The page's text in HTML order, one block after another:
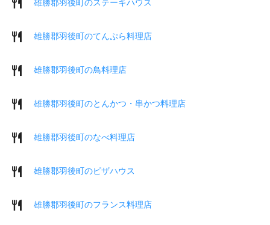
雄勝郡羽後町のステーキハウス
雄勝郡羽後町のてんぷら料理店
雄勝郡羽後町の鳥料理店
雄勝郡羽後町のとんかつ・串かつ料理店
雄勝郡羽後町のなべ料理店
雄勝郡羽後町のピザハウス
雄勝郡羽後町のフランス料理店